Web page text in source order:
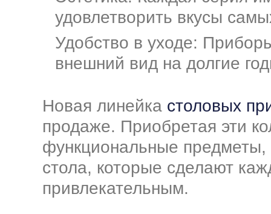
удовлетворить вкусы
Удобство в уходе:
внешний вид на долгие
Новая линейка столовых
продаже. Приобретая эти
функциональные
стола, которые сделают
привлекательным.